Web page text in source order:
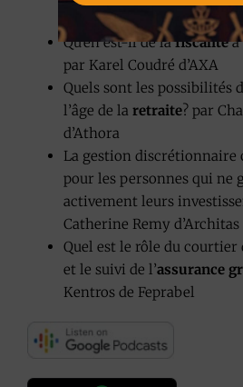
Insurance.
Qu’en est-il de lafiscalitéà
par Karel Coudré d’AXA
Quels sont les possibilités
l’âge de la retraite? par
d’Athora
La gestion discrétionnaire
pour les personnes qui ne
activement leurs
Catherine Remy d’Architas
Quel est le rôle du courtier
et le suivi de l’assurance
Kentros de Feprabel